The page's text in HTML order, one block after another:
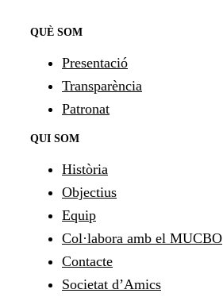
QUÈ SOM
Presentació
Transparència
Patronat
QUI SOM
Història
Objectius
Equip
Col·labora amb el MUCBO
Contacte
Societat d’Amics